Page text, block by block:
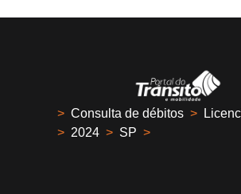
> Consulta de débitos >
> 2024 > SP >